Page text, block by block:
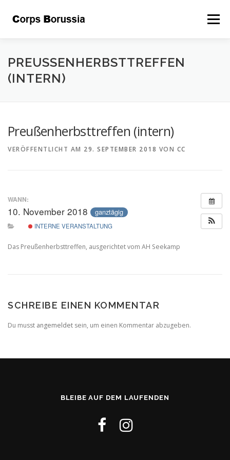
Inhalt
springen
Menü
ÜBER UNS DAS CORPS LEITSÄTZE
STIFTUNG INTERNER BEREICH KALENDER
PREUSSENHERBSTTREFFEN (
INTERN)
Preußenherbsttreffen (intern)
VERÖFFENTLICHT AM 29. SEPTEMBER 2018 VON CC
WANN:
10. November 2018 ganztägig
INTERNE VERANSTALTUNG
Das Preußenherbsttreffen, ausgerichtet vom AH Seekamp
SCHREIBE EINEN KOMMENTAR
Du musst angemeldet sein, um einen Kommentar abzugeben.
BLEIBE AUF DEM LAUFENDEN